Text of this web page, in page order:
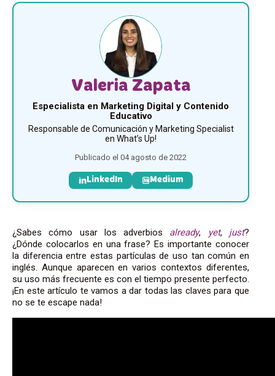
Valeria Zapata
Especialista en Marketing Digital y Contenido
Educativo
Responsable de Comunicación y Marketing Specialist
en What’s Up!
Publicado el 04 agosto de 2022
LinkedIn Medium
¿Sabes cómo usar los adverbios already, yet, just?
¿Dónde colocarlos en una frase? Es importante conocer
la diferencia entre estas partículas de uso tan común en
inglés. Aunque aparecen en varios contextos diferentes,
su uso más frecuente es con el tiempo presente perfecto.
¡En este artículo te vamos a dar todas las claves para que
no se te escape nada!